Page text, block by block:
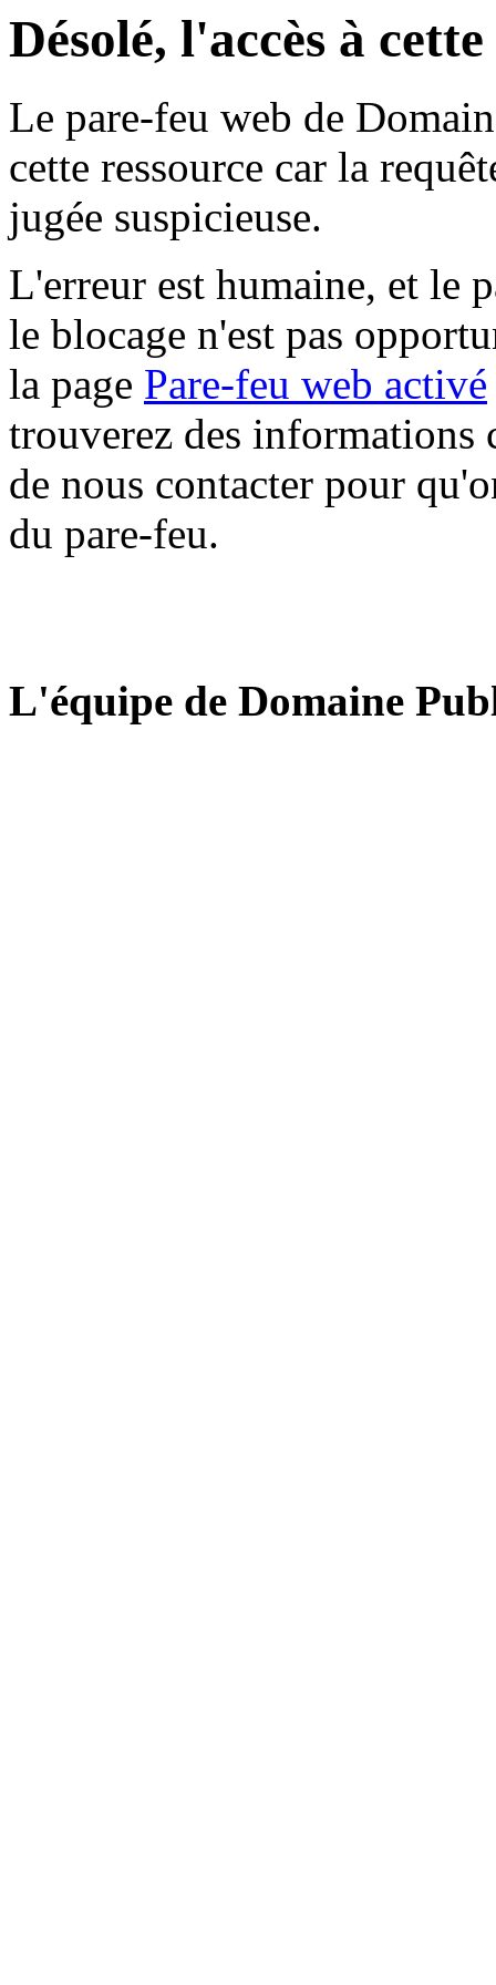
Désolé, l'accès à
Le pare-feu web de
cette ressource car la
jugée suspicieuse.
L'erreur est humaine, et le
le blocage n'est pas
la page Pare-feu web activé
trouverez des informations
de nous contacter pour
du pare-feu.
L'équipe de Domaine